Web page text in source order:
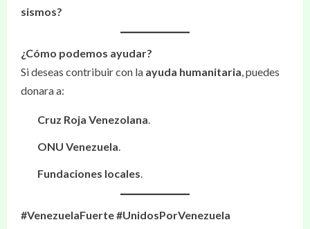
sismos?
¿Cómo podemos ayudar?
Si deseas contribuir con la ayuda humanitaria, puedes
donara a:
Cruz Roja Venezolana.
ONU Venezuela.
Fundaciones locales.
#VenezuelaFuerte #UnidosPorVenezuela